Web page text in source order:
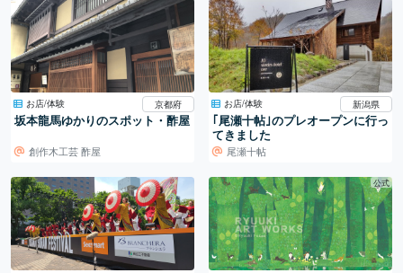
お店/体験 京都府
坂本龍馬ゆかりのスポット・酢屋
創作木工芸 酢屋
お店/体験 新潟県
｢尾瀬十帖｣のプレオープンに行っ
てきました
尾瀬十帖
公式